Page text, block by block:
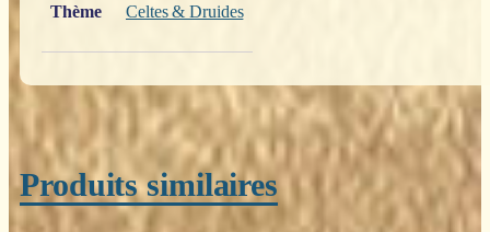
Thème Celtes & Druides
Produits similaires